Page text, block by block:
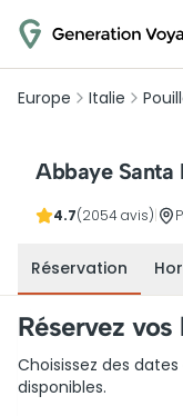
Europe Italie
Abbaye
4.7(2054 avis)
Réservation
Réservez
Choisissez des
disponibles.